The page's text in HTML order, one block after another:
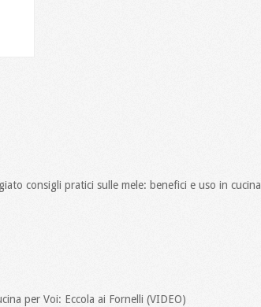
consigli pratici sulle mele: benefici e uso in cucina
per Voi: Eccola ai Fornelli (VIDEO)